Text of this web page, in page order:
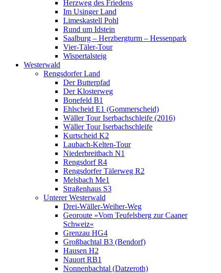
Herzweg des Friedens
Im Usinger Land
Limeskastell Pohl
Rund um Idstein
Saalburg – Herzbergturm – Hessenpark
Vier-Täler-Tour
Wispertalsteig
Westerwald
Rengsdorfer Land
Der Butterpfad
Der Klosterweg
Bonefeld B1
Ehlscheid E1 (Gommerscheid)
Wäller Tour Iserbachschleife (2016)
Wäller Tour Iserbachschleife
Kurtscheid K2
Laubach-Kelten-Tour
Niederbreitbach N1
Rengsdorf R4
Rengsdorfer Tälerweg R2
Melsbach Me1
Straßenhaus S3
Unterer Westerwald
Drei-Wäller-Weiher-Weg
Georoute »Vom Teufelsberg zur Caaner
Schweiz«
Grenzau HG4
Großbachtal B3 (Bendorf)
Hausen H2
Nauort RB1
Nonnenbachtal (Datzeroth)